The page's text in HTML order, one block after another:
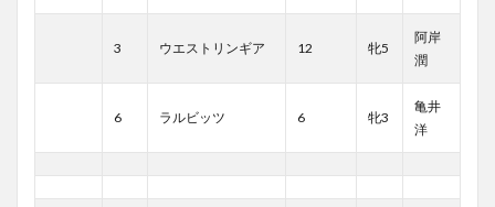
3 ウエストリンギア 12 牝5
阿岸
潤
6 ラルビッツ 6 牝3
亀井
洋